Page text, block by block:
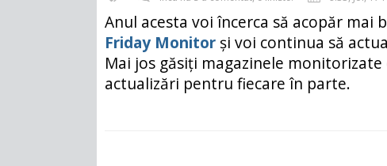
Anul acesta voi încerca să acopăr mai
Friday Monitor și voi continua să
Mai jos găsiți magazinele monitorizate
actualizări pentru fiecare în parte.